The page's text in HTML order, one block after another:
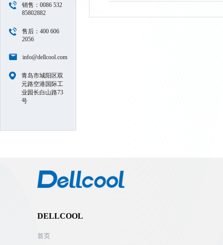
销售：0086 532
85802882
售后：400 606
2056
info@dellcool.com
青岛市城阳区双
元路空港国际工
业园长白山路73
号
DELLCOOL
首页